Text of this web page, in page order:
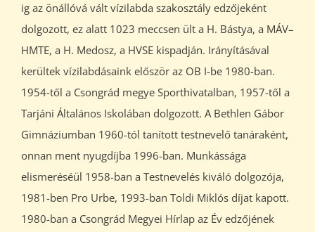
ig az önállóvá vált vízilabda szakosztály edzőjeként
dolgozott, ez alatt 1023 meccsen ült a H. Bástya, a MÁV–
HMTE, a H. Medosz, a HVSE kispadján. Irányításával
kerültek vízilabdásaink először az OB I-be 1980-ban.
1954-től a Csongrád megye Sporthivatalban, 1957-től a
Tarjáni Általános Iskolában dolgozott. A Bethlen Gábor
Gimnáziumban 1960-tól tanított testnevelő tanáraként,
onnan ment nyugdíjba 1996-ban. Munkássága
elismeréséül 1958-ban a Testnevelés kiváló dolgozója,
1981-ben Pro Urbe, 1993-ban Toldi Miklós díjat kapott.
1980-ban a Csongrád Megyei Hírlap az Év edzőjének